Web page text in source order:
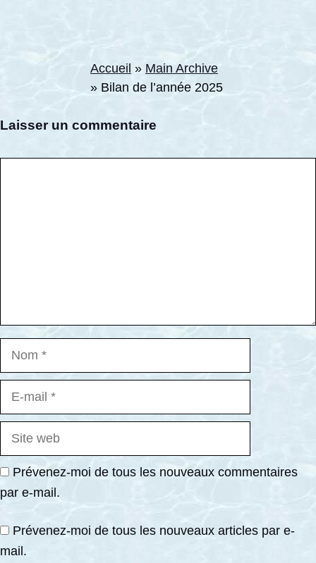
Accueil » Main Archive
» Bilan de l’année 2025
Laisser un commentaire
Site
Prévenez-moi de tous les nouveaux commentaires
par e-mail.
Prévenez-moi de tous les nouveaux articles par e-
mail.